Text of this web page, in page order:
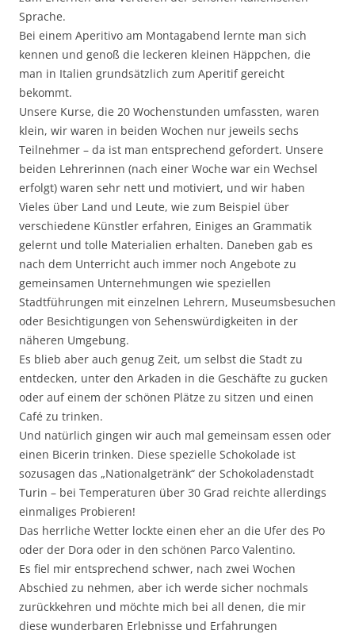
Sprache.
Bei einem Aperitivo am Montagabend lernte man sich
kennen und genoß die leckeren kleinen Häppchen, die
man in Italien grundsätzlich zum Aperitif gereicht
bekommt.
Unsere Kurse, die 20 Wochenstunden umfassten, waren
klein, wir waren in beiden Wochen nur jeweils sechs
Teilnehmer – da ist man entsprechend gefordert. Unsere
beiden Lehrerinnen (nach einer Woche war ein Wechsel
erfolgt) waren sehr nett und motiviert, und wir haben
Vieles über Land und Leute, wie zum Beispiel über
verschiedene Künstler erfahren, Einiges an Grammatik
gelernt und tolle Materialien erhalten. Daneben gab es
nach dem Unterricht auch immer noch Angebote zu
gemeinsamen Unternehmungen wie speziellen
Stadtführungen mit einzelnen Lehrern, Museumsbesuchen
oder Besichtigungen von Sehenswürdigkeiten in der
näheren Umgebung.
Es blieb aber auch genug Zeit, um selbst die Stadt zu
entdecken, unter den Arkaden in die Geschäfte zu gucken
oder auf einem der schönen Plätze zu sitzen und einen
Café zu trinken.
Und natürlich gingen wir auch mal gemeinsam essen oder
einen Bicerin trinken. Diese spezielle Schokolade ist
sozusagen das „Nationalgetränk“ der Schokoladenstadt
Turin – bei Temperaturen über 30 Grad reichte allerdings
einmaliges Probieren!
Das herrliche Wetter lockte einen eher an die Ufer des Po
oder der Dora oder in den schönen Parco Valentino.
Es fiel mir entsprechend schwer, nach zwei Wochen
Abschied zu nehmen, aber ich werde sicher nochmals
zurückkehren und möchte mich bei all denen, die mir
diese wunderbaren Erlebnisse und Erfahrungen